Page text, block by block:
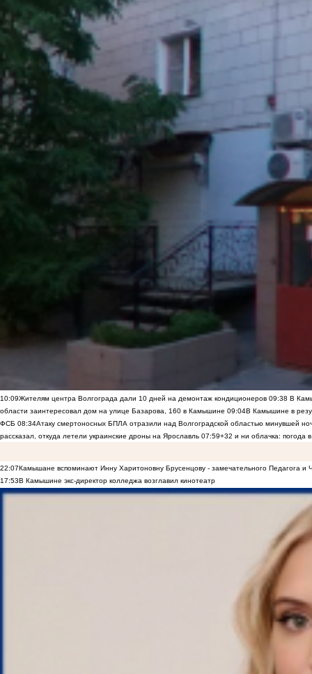
10:09Жителям центра Волгограда дали 10 дней на демонтаж кондиционеров 09:38 В
области заинтересовал дом на улице Базарова, 160 в Камышине 09:04В Камышине в
ФСБ 08:34Атаку смертоносных БПЛА отразили над Волгоградской областью минувшей
рассказал, откуда летели украинские дроны на Ярославль 07:59+32 и ни облачка: погода
22:07Камышане вспоминают Инну Харитоновну Брусенцову - замечательного Педагога и
17:53В Камышине экс-директор колледжа возглавил кинотеатр